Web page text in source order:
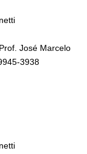
José Marcelo
3938